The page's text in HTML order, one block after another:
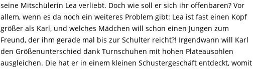
seine Mitschülerin Lea verliebt. Doch wie soll er sich ihr offenbaren? Vor
allem, wenn es da noch ein weiteres Problem gibt: Lea ist fast einen Kopf
größer als Karl, und welches Mädchen will schon einen Jungen zum
Freund, der ihm gerade mal bis zur Schulter reicht?! Irgendwann will Karl
den Größenunterschied dank Turnschuhen mit hohen Plateausohlen
ausgleichen. Die hat er in einem kleinen Schustergeschäft entdeckt, womit